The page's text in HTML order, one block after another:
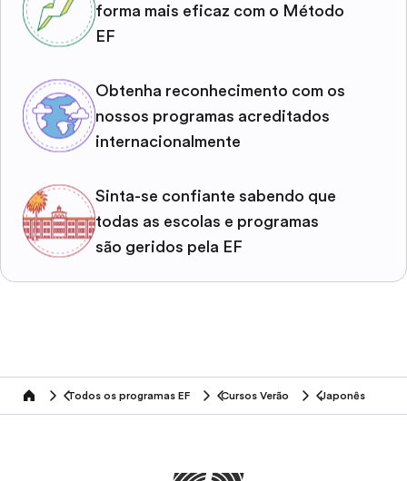
forma mais eficaz com o Método
EF
Obtenha reconhecimento com os
nossos programas acreditados
internacionalmente
Sinta-se confiante sabendo que
todas as escolas e programas
são geridos pela EF
home Todos os programas EF Cursos Verão Japonês